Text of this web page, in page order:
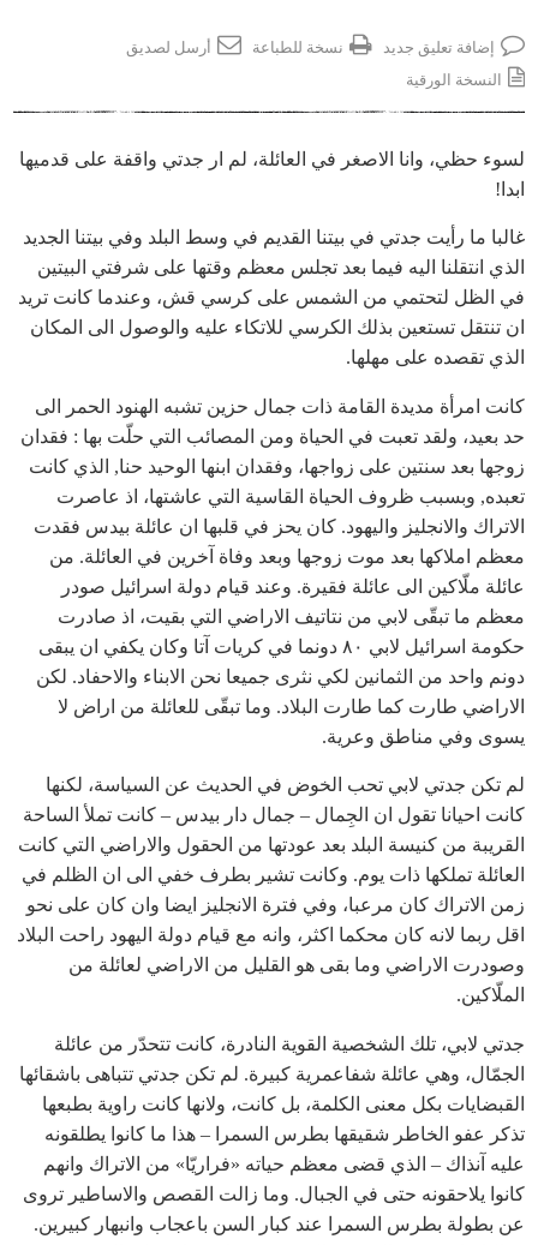
إضافة تعليق جديد نسخة للطباعة
أرسل لصديق
النسخة الورقية
لسوء حظي، وانا الاصغر في العائلة، لم ار جدتي واقفة على قدميها
ابدا!
غالبا ما رأيت جدتي في بيتنا القديم في وسط البلد وفي بيتنا الجديد
الذي انتقلنا اليه فيما بعد تجلس معظم وقتها على شرفتي البيتين
في الظل لتحتمي من الشمس على كرسي قش، وعندما كانت تريد
ان تنتقل تستعين بذلك الكرسي للاتكاء عليه والوصول الى المكان
الذي تقصده على مهلها.
كانت امرأة مديدة القامة ذات جمال حزين تشبه الهنود الحمر الى
حد بعيد، ولقد تعبت في الحياة ومن المصائب التي حلّت بها : فقدان
زوجها بعد سنتين على زواجها، وفقدان ابنها الوحيد حنا, الذي كانت
تعبده, وبسبب ظروف الحياة القاسية التي عاشتها، اذ عاصرت
الاتراك والانجليز واليهود. كان يحز في قلبها ان عائلة بيدس فقدت
معظم املاكها بعد موت زوجها وبعد وفاة آخرين في العائلة. من
عائلة ملّاكين الى عائلة فقيرة. وعند قيام دولة اسرائيل صودر
معظم ما تبقّى لابي من نتاتيف الاراضي التي بقيت، اذ صادرت
حكومة اسرائيل لابي ٨٠ دونما في كريات آتا وكان يكفي ان يبقى
دونم واحد من الثمانين لكي نثرى جميعا نحن الابناء والاحفاد. لكن
الاراضي طارت كما طارت البلاد. وما تبقّى للعائلة من اراض لا
يسوى وفي مناطق وعرية.
لم تكن جدتي لابي تحب الخوض في الحديث عن السياسة، لكنها
كانت احيانا تقول ان الجِمال – جمال دار بيدس – كانت تملأ الساحة
القريبة من كنيسة البلد بعد عودتها من الحقول والاراضي التي كانت
العائلة تملكها ذات يوم. وكانت تشير بطرف خفي الى ان الظلم في
زمن الاتراك كان مرعبا، وفي فترة الانجليز ايضا وان كان على نحو
اقل ربما لانه كان محكما اكثر، وانه مع قيام دولة اليهود راحت البلاد
وصودرت الاراضي وما بقى هو القليل من الاراضي لعائلة من
الملّاكين.
جدتي لابي، تلك الشخصية القوية النادرة، كانت تتحدّر من عائلة
الجمّال، وهي عائلة شفاعمرية كبيرة. لم تكن جدتي تتباهى باشقائها
القبضايات بكل معنى الكلمة، بل كانت، ولانها كانت راوية بطبعها
تذكر عفو الخاطر شقيقها بطرس السمرا – هذا ما كانوا يطلقونه
عليه آنذاك – الذي قضى معظم حياته «فراريّا» من الاتراك وانهم
كانوا يلاحقونه حتى في الجبال. وما زالت القصص والاساطير تروى
عن بطولة بطرس السمرا عند كبار السن باعجاب وانبهار كبيرين.